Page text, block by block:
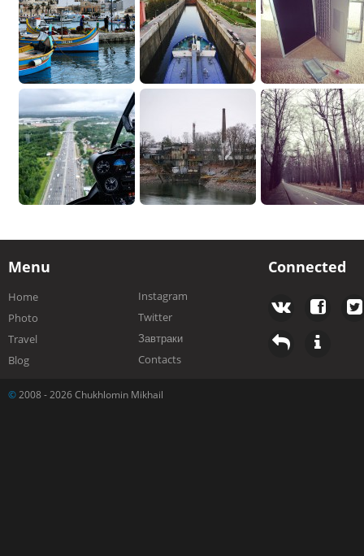
Menu
Home
Photo
Travel
Blog
Instagram
Twitter
Завтраки
Contacts
Connected
© 2008 - 2026 Chukhlomin Mikhail